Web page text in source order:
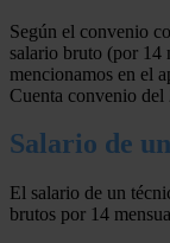
Según el convenio
salario bruto (por 14
mencionamos en el
Cuenta convenio del
Salario de
El salario de un
brutos por 14